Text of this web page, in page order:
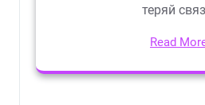
теряй
Read